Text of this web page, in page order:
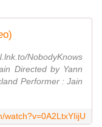
NobodyKnows
Directed by Yann
Performer : Jain
watch?v=0A2LtxYIijU